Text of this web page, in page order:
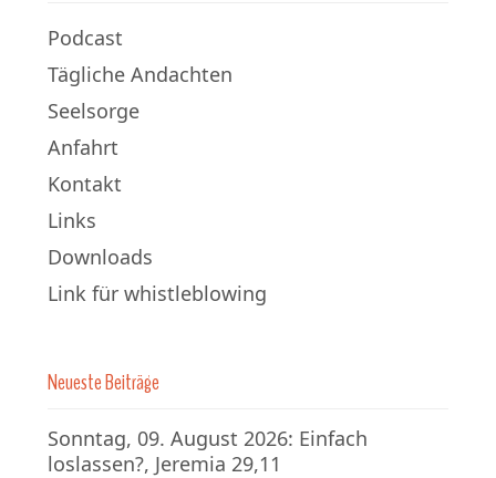
Podcast
Tägliche Andachten
Seelsorge
Anfahrt
Kontakt
Links
Downloads
Link für whistleblowing
Neueste Beiträge
Sonntag, 09. August 2026: Einfach
loslassen?, Jeremia 29,11